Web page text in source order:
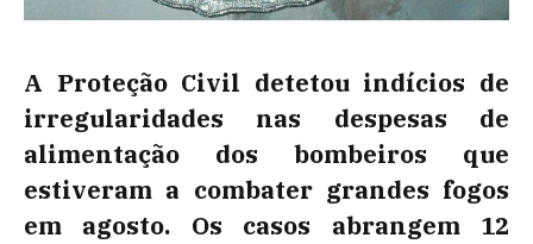
A Proteção Civil detetou indícios de
irregularidades nas despesas de
alimentação dos bombeiros que
estiveram a combater grandes fogos
em agosto. Os casos abrangem 12